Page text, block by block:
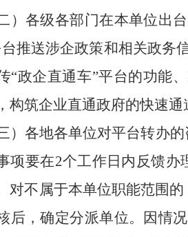
二）各级各部门在本单位出
推送涉企政策和相关政务
“政企直通车”平台的功能
构筑企业直通政府的快速通
三）各地各单位对平台转办
项要在2个工作日内反馈
对不属于本单位职能范围的
后，确定分派单位。因情